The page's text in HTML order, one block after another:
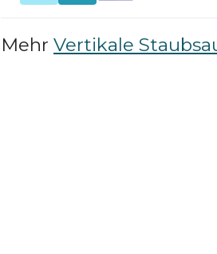
Mehr Vertikale